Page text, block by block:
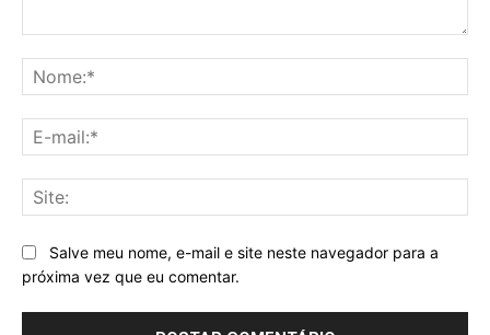
Salve meu nome, e-mail e site neste navegador para a
próxima vez que eu comentar.